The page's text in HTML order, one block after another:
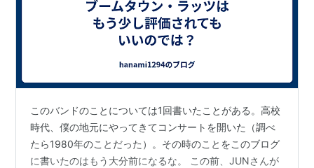
このバンドのことについては1回書いたことがある。高校
時代、僕の地元にやってきてコンサートを開いた（調べ
たら1980年のことだった）。その時のことをこのブログ
に書いたのはもう大分前になるな。 この前、JUNさんが